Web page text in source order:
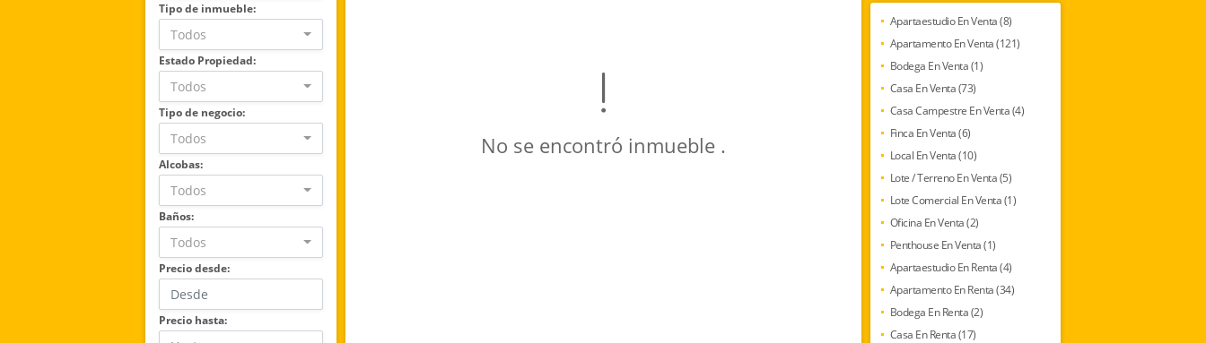
Tipo de inmueble:
Todos
Estado Propiedad:
Todos
Tipo de negocio:
Todos
Alcobas:
Todos
Baños:
Todos
Precio desde:
Precio hasta:
No se encontró inmueble .
Apartaestudio En Venta (8)
Apartamento En Venta (121)
Bodega En Venta (1)
Casa En Venta (73)
Casa Campestre En Venta (4)
Finca En Venta (6)
Local En Venta (10)
Lote / Terreno En Venta (5)
Lote Comercial En Venta (1)
Oficina En Venta (2)
Penthouse En Venta (1)
Apartaestudio En Renta (4)
Apartamento En Renta (34)
Bodega En Renta (2)
Casa En Renta (17)